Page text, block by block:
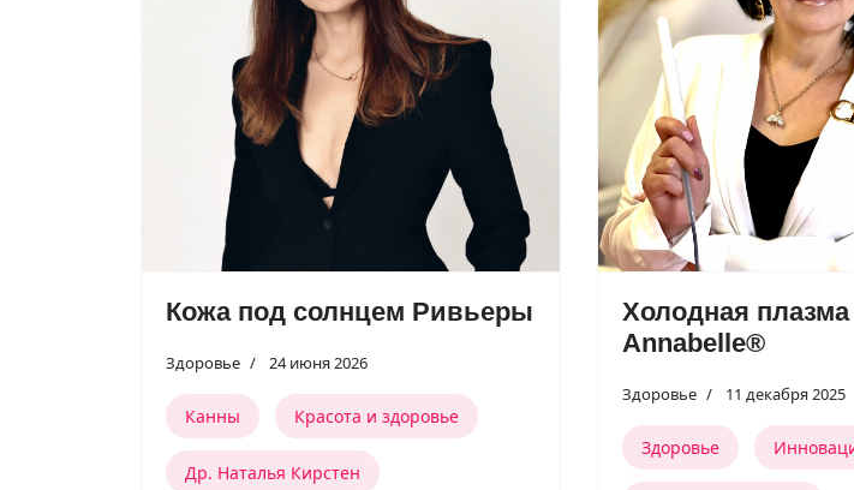
Кожа под солнцем Ривьеры
Здоровье 24 июня 2026
Канны Красота и здоровье
Др. Наталья Кирстен
Холодная плазма
Annabelle®️
Здоровье 11 декабря 2025
Здоровье